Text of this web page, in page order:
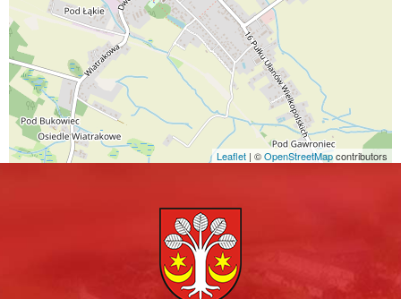
Leaflet | ©Otworzy
OpenStreetMapcontributors